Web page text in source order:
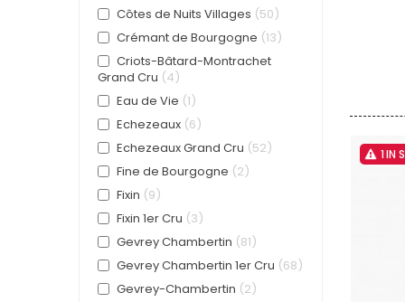
Côtes de Nuits Villages 50
Crémant de Bourgogne 13
Criots-Bâtard-Montrachet
Grand Cru 4
Eau de Vie 1
Echezeaux 6
Echezeaux Grand Cru 52
Fine de Bourgogne 2
Fixin 9
Fixin 1er Cru 3
Gevrey Chambertin 81
Gevrey Chambertin 1er Cru 68
Gevrey-Chambertin 2
1 IN